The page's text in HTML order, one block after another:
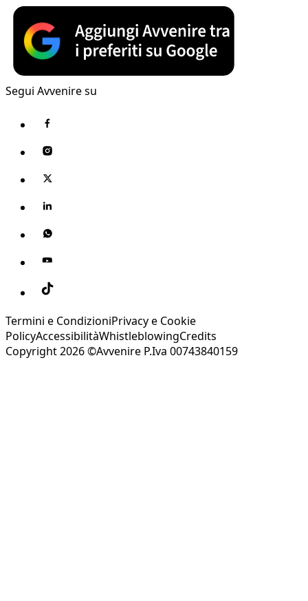
Segui Avvenire su
Termini e CondizioniPrivacy e Cookie
PolicyAccessibilitàWhistleblowingCredits
Copyright 2026 ©Avvenire P.Iva 00743840159